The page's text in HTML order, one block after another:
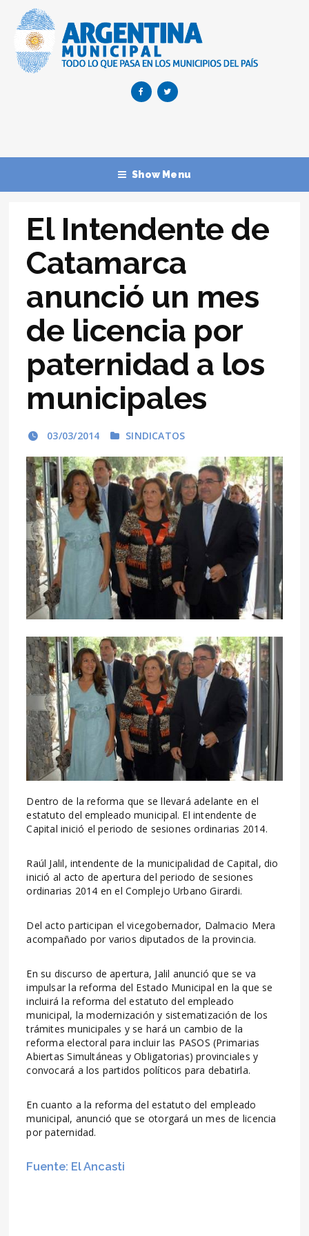
Show Menu
El Intendente de
Catamarca
anunció un mes
de licencia por
paternidad a los
municipales
03/03/2014 SINDICATOS
Dentro de la reforma que se llevará adelante en el
estatuto del empleado municipal. El intendente de
Capital inició el periodo de sesiones ordinarias 2014.
Raúl Jalil, intendente de la municipalidad de Capital, dio
inició al acto de apertura del periodo de sesiones
ordinarias 2014 en el Complejo Urbano Girardi.
Del acto participan el vicegobernador, Dalmacio Mera
acompañado por varios diputados de la provincia.
En su discurso de apertura, Jalil anunció que se va
impulsar la reforma del Estado Municipal en la que se
incluirá la reforma del estatuto del empleado
municipal, la modernización y sistematización de los
trámites municipales y se hará un cambio de la
reforma electoral para incluir las PASOS (Primarias
Abiertas Simultáneas y Obligatorias) provinciales y
convocará a los partidos políticos para debatirla.
En cuanto a la reforma del estatuto del empleado
municipal, anunció que se otorgará un mes de licencia
por paternidad.
Fuente: El Ancasti